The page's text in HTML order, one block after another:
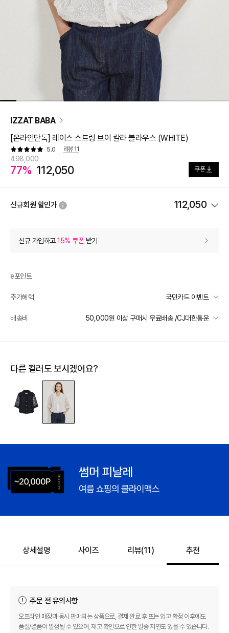
IZZAT BABA
[온라인단독] 레이스 스트링 브이 칼라 블라우스 (WHITE)
5.0 리뷰11
498,000
77% 112,050 쿠폰
신규회원 할인가 112,050
상품 할인 (자동적용)
상품 쿠폰 할인 - 12,450
[아이잗바바OUTLET] 8월 상품쿠폰 10% - 12450
e포인트 (보유 : 0P)
바바캐시 1% 할인
신규 가입하고15% 쿠폰받기
e포인트
추가혜택 국민카드 이벤트
국민카드 이벤트
배송비 50,000원 이상 구매시 무료배송 /CJ대한통운
제주 도서산간 지역
배송 가능 지역
다른 컬러도 보시겠어요?
상세설명 사이즈 리뷰(11) 추천
주문 전 유의사항
오프라인 매장과 동시 판매되는 상품으로, 결제 완료 후 또는 입고 확정 이후에도
품절/결품이 발생될 수 있으며, 재고 확인으로 인한 발송 지연도 있을 수 있습니다.